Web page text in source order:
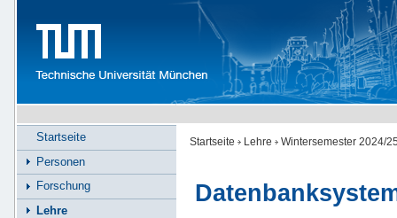
Startseite Lehre Wintersemester 2024/
Startseite
Personen
Forschung
Lehre